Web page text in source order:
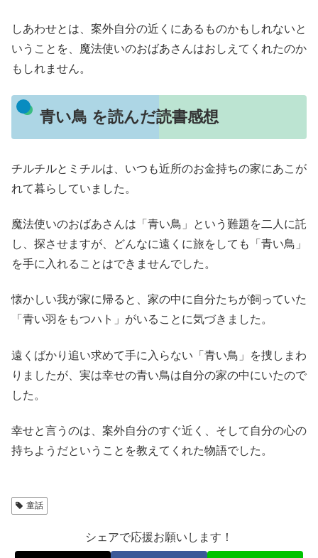
しあわせとは、案外自分の近くにあるものかもしれないと
いうことを、魔法使いのおばあさんはおしえてくれたのか
もしれません。
青い鳥 を読んだ読書感想
チルチルとミチルは、いつも近所のお金持ちの家にあこが
れて暮らしていました。
魔法使いのおばあさんは「青い鳥」という難題を二人に託
し、探させますが、どんなに遠くに旅をしても「青い鳥」
を手に入れることはできませんでした。
懐かしい我が家に帰ると、家の中に自分たちが飼っていた
「青い羽をもつハト」がいることに気づきました。
遠くばかり追い求めて手に入らない「青い鳥」を捜しまわ
りましたが、実は幸せの青い鳥は自分の家の中にいたので
した。
幸せと言うのは、案外自分のすぐ近く、そして自分の心の
持ちようだということを教えてくれた物語でした。
童話
シェアで応援お願いします！